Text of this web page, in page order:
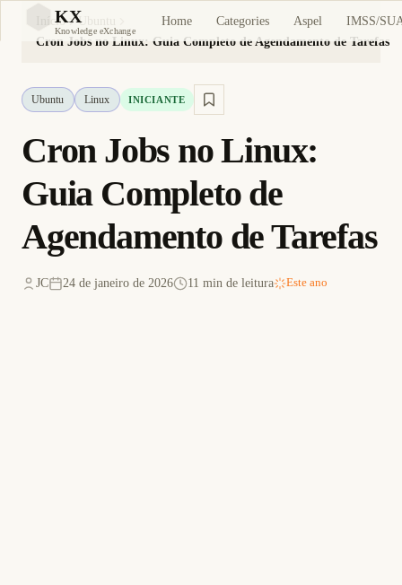
KX
Knowledge eXchange
Home Categories Aspel IMSS/
Início
Ubuntu
Cron Jobs no Linux: Guia Completo de Agendamento de Tarefas
Ubuntu Linux INICIANTE
Cron Jobs no Linux:
Guia Completo de
Agendamento de Tarefas
JC 24 de janeiro de 2026 11 min de leitura Este ano